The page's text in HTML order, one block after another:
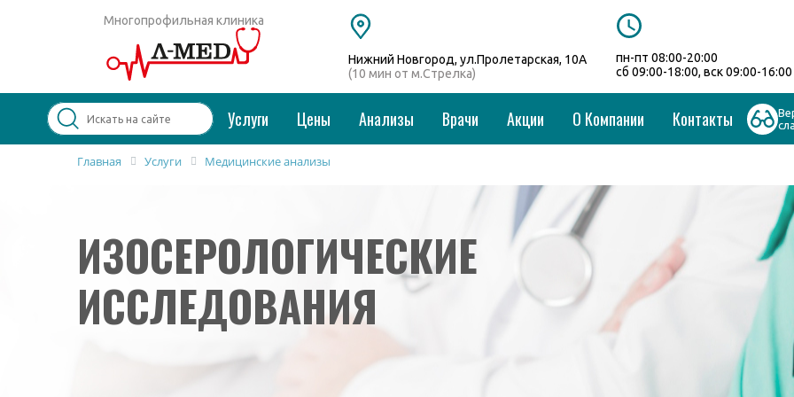
Многопрофильная клиника
Нижний Новгород, ул.Пролетарская, 10А
(10 мин от м.Стрелка)
пн-пт 08:00-20:00
сб 09:00-18:00, вск 09:00-16:00
Услуги Цены Анализы Врачи Акции О Компании Контакты
Дерматолог
Косметология
Удаление бородавок
Главная Услуги Медицинские анализы
ИЗОСЕРОЛОГИЧЕСКИЕ
ИССЛЕДОВАНИЯ